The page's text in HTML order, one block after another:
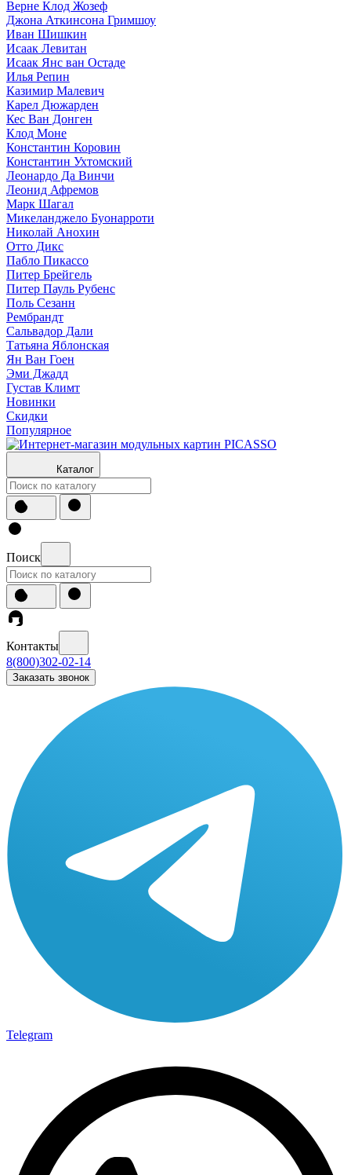
Верне Клод Жозеф
Джона Аткинсона Гримшоу
Иван Шишкин
Исаак Левитан
Исаак Янс ван Остаде
Илья Репин
Казимир Малевич
Карел Дюжарден
Кес Ван Донген
Клод Моне
Константин Коровин
Константин Ухтомский
Леонардо Да Винчи
Леонид Афремов
Марк Шагал
Микеланджело Буонарроти
Николай Анохин
Отто Дикс
Пабло Пикассо
Питер Брейгель
Питер Пауль Рубенс
Поль Сезанн
Рембрандт
Сальвадор Дали
Татьяна Яблонская
Ян Ван Гоен
Эми Джадд
Густав Климт
Новинки
Скидки
Популярное
Каталог
Поиск
Контакты
8(800)302-02-14
Заказать звонок
Telegram